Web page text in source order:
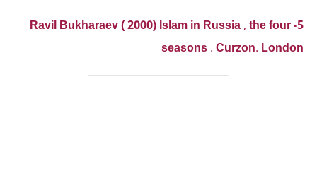
5- Ravil Bukharaev ( 2000) Islam in Russia , the four
seasons . Curzon. London